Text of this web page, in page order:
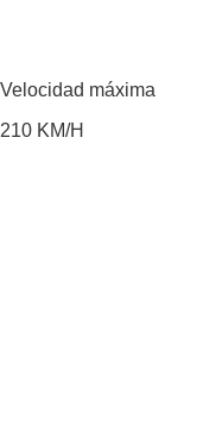
Velocidad máxima
210 KM/H